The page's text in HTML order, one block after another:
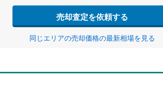
売却査定を依頼する
同じエリアの売却価格の最新相場を見る